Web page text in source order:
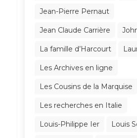
Jean-Pierre Pernaut
Jean Claude Carrière
La famille d’Harcourt
Les Archives en ligne
Les Cousins de la Marquise
Les recherches en Italie
Louis-Philippe Ier Louis